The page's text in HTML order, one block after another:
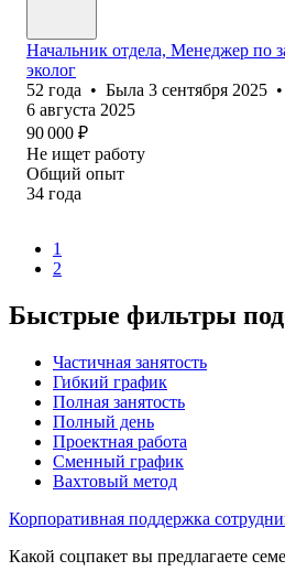
Начальник отдела, Менеджер по
эколог
52 года • Была 3 сентября 2025 •
6 августа 2025
90 000 ₽
Не ищет работу
Общий опыт
34 года
1
2
Быстрые фильтры
Частичная занятость
Гибкий график
Полная занятость
Полный день
Проектная работа
Сменный график
Вахтовый метод
Корпоративная поддержка
Какой соцпакет вы предлагаете